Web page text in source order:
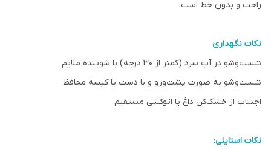
راحت و بدون خط است.
نکات نگهداری
شست‌وشو در آب سرد (کمتر از ۳۰ درجه) با شوینده ملایم
شست‌وشو به صورت پشت‌ورو و با دست یا کیسه محافظ
اجتناب از خشک‌کن داغ یا اتوکشی مستقیم
نکات استایلی: